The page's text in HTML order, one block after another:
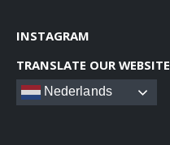
INSTAGRAM
TRANSLATE OUR WEBSITE
Nederlands